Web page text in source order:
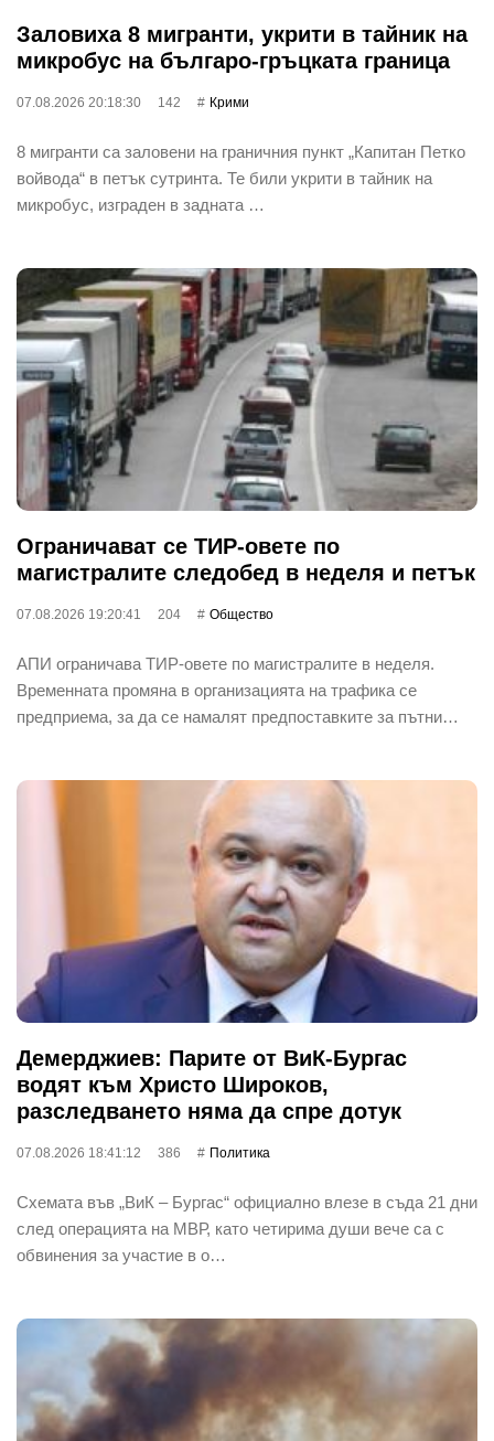
Заловиха 8 мигранти, укрити в тайник на
микробус на българо-гръцката граница
07.08.2026 20:18:30 142 Крими
8 мигранти са заловени на граничния пункт „Капитан Петко
войвода“ в петък сутринта. Те били укрити в тайник на
микробус, изграден в задната …
Ограничават се ТИР-овете по
магистралите следобед в неделя и петък
07.08.2026 19:20:41 204 Общество
АПИ ограничава ТИР-овете по магистралите в неделя.
Временната промяна в организацията на трафика се
предприема, за да се намалят предпоставките за пътни…
Демерджиев: Парите от ВиК-Бургас
водят към Христо Широков,
разследването няма да спре дотук
07.08.2026 18:41:12 386 Политика
Схемата във „ВиК – Бургас“ официално влезе в съда 21 дни
след операцията на МВР, като четирима души вече са с
обвинения за участие в о…